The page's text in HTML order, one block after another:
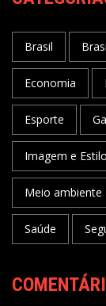
Brasil
Economia
Esporte
Imagem e Estilo
Meio ambiente
Saúde